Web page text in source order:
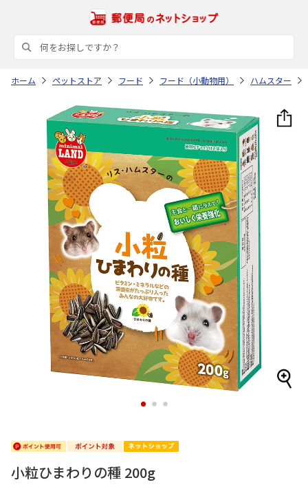
ホーム ペットストア フード フード（小動物用） ハムスター
1 2 3
小粒ひまわりの種 200g